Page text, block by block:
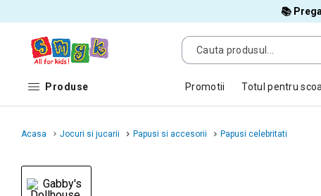
📚
Produse Promotii Totul pentru
Acasa Jocuri si jucarii Papusi si accesorii Papusi celebritati